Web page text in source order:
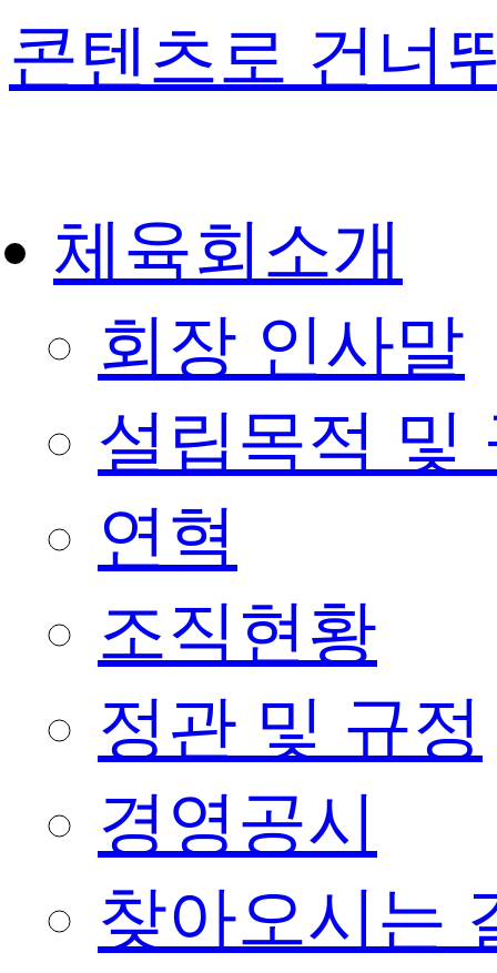
콘텐츠로 건너
체육회소개
회장 인사말
설립목적 및
연혁
조직현황
정관 및 규정
경영공시
찾아오시는